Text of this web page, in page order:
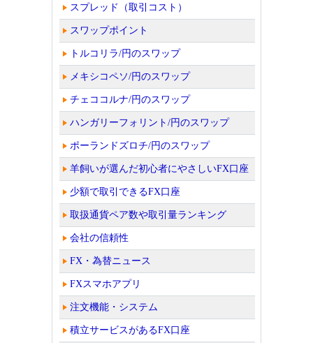
スプレッド（取引コスト）
スワップポイント
トルコリラ/円のスワップ
メキシコペソ/円のスワップ
チェココルナ/円のスワップ
ハンガリーフォリント/円のスワップ
ポーランドズロチ/円のスワップ
羊飼いが選んだ初心者にやさしいFX口座
少額で取引できるFX口座
取扱通貨ペア数や取引量ランキング
会社の信頼性
FX・為替ニュース
FXスマホアプリ
注文機能・システム
積立サービスがあるFX口座